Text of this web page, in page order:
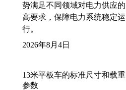
势满足不同领域对电力供应的
高要求，保障电力系统稳定运
行。
2026年8月4日
13米平板车的标准尺寸和载重
参数